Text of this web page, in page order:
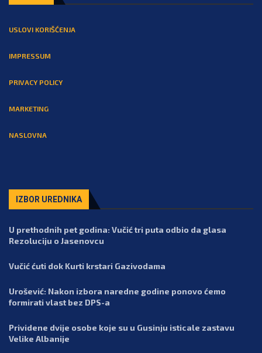
USLOVI KORIŠĆENJA
IMPRESSUM
PRIVACY POLICY
MARKETING
NASLOVNA
IZBOR UREDNIKA
U prethodnih pet godina: Vučić tri puta odbio da glasa
Rezoluciju o Jasenovcu
Vučić ćuti dok Kurti krstari Gazivodama
Urošević: Nakon izbora naredne godine ponovo ćemo
formirati vlast bez DPS-a
Prividene dvije osobe koje su u Gusinju isticale zastavu
Velike Albanije